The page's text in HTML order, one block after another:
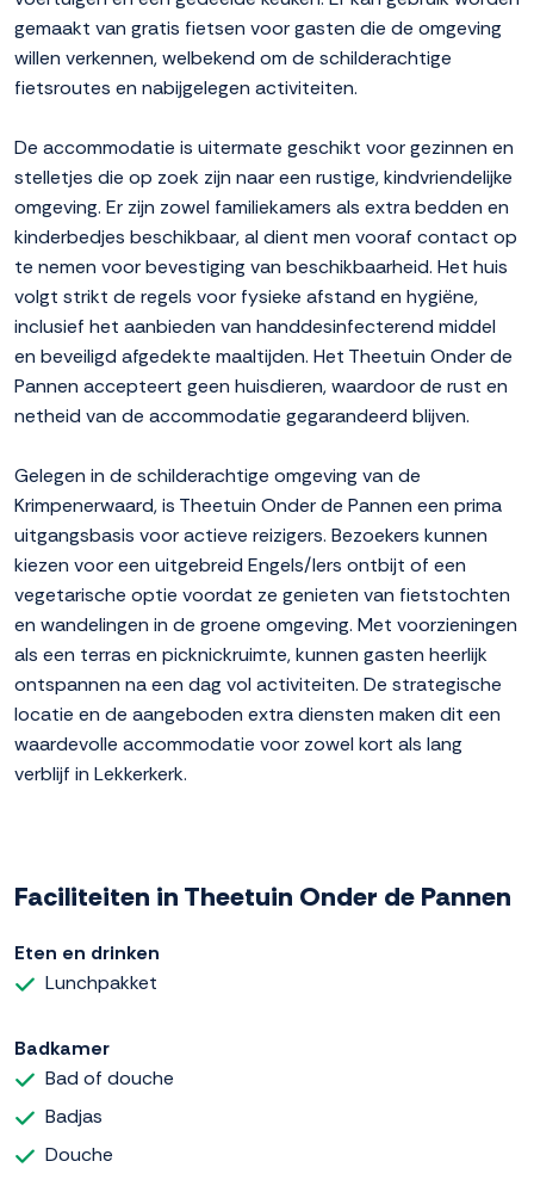
gemaakt van gratis fietsen voor gasten die de omgeving
willen verkennen, welbekend om de schilderachtige
fietsroutes en nabijgelegen activiteiten.
De accommodatie is uitermate geschikt voor gezinnen en
stelletjes die op zoek zijn naar een rustige, kindvriendelijke
omgeving. Er zijn zowel familiekamers als extra bedden en
kinderbedjes beschikbaar, al dient men vooraf contact op
te nemen voor bevestiging van beschikbaarheid. Het huis
volgt strikt de regels voor fysieke afstand en hygiëne,
inclusief het aanbieden van handdesinfecterend middel
en beveiligd afgedekte maaltijden. Het Theetuin Onder de
Pannen accepteert geen huisdieren, waardoor de rust en
netheid van de accommodatie gegarandeerd blijven.
Gelegen in de schilderachtige omgeving van de
Krimpenerwaard, is Theetuin Onder de Pannen een prima
uitgangsbasis voor actieve reizigers. Bezoekers kunnen
kiezen voor een uitgebreid Engels/Iers ontbijt of een
vegetarische optie voordat ze genieten van fietstochten
en wandelingen in de groene omgeving. Met voorzieningen
als een terras en picknickruimte, kunnen gasten heerlijk
ontspannen na een dag vol activiteiten. De strategische
locatie en de aangeboden extra diensten maken dit een
waardevolle accommodatie voor zowel kort als lang
verblijf in Lekkerkerk.
Faciliteiten in Theetuin Onder de Pannen
Eten en drinken
Lunchpakket
Badkamer
Bad of douche
Badjas
Douche